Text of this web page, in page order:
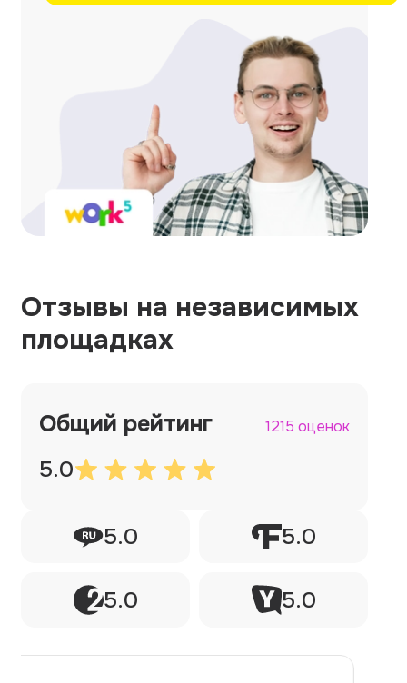
Отзывы на независимых
площадках
Общий рейтинг 1215 оценок
5.0
5.0 5.0
5.0 5.0